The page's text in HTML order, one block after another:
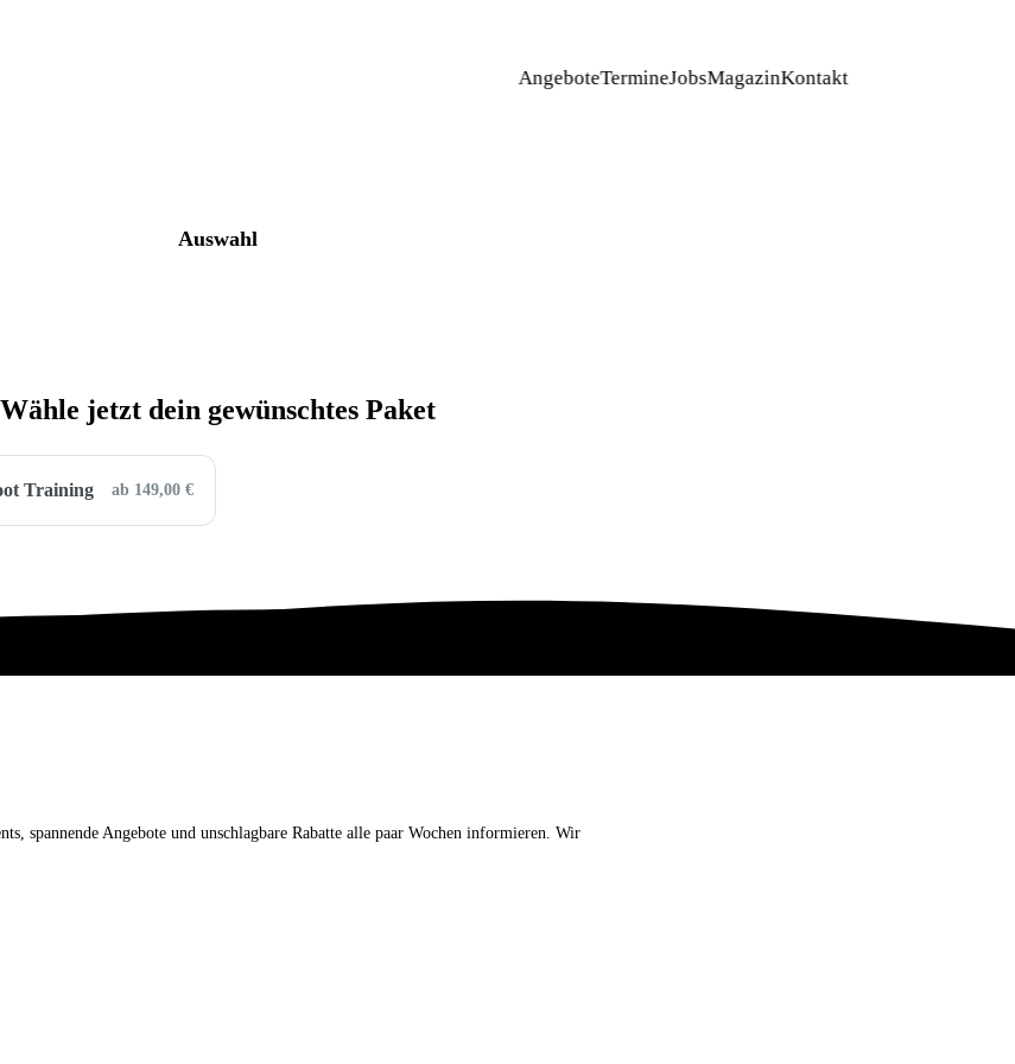
AngeboteTermineJobsMagazinKontakt
Auswahl
Wähle jetzt dein gewünschtes Paket
Training ab 149,00 €
spannende Angebote und unschlagbare Rabatte alle paar Wochen informieren. Wir